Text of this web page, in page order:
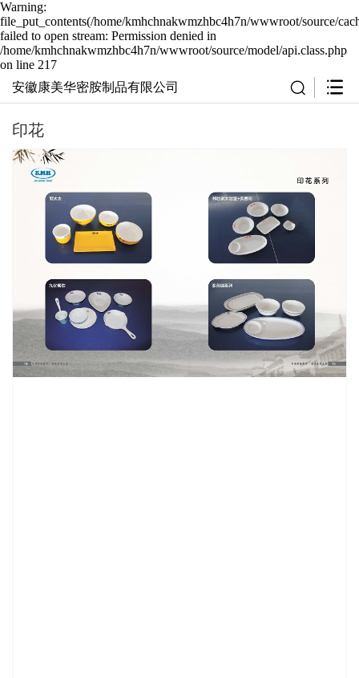
Warning:
file_put_contents(/home/kmhchnakwmzhbc4h7n/wwwroot/source/
failed to open stream: Permission denied in
/home/kmhchnakwmzhbc4h7n/wwwroot/source/model/api.class.php
on line 217
安徽康美华密胺制品有限公司
印花